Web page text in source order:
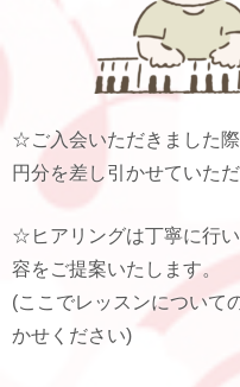
☆ご入会いただきました
円分を差し引かせていた
☆ヒアリングは丁寧に行
容をご提案いたします。
(ここでレッスンについて
かせください)